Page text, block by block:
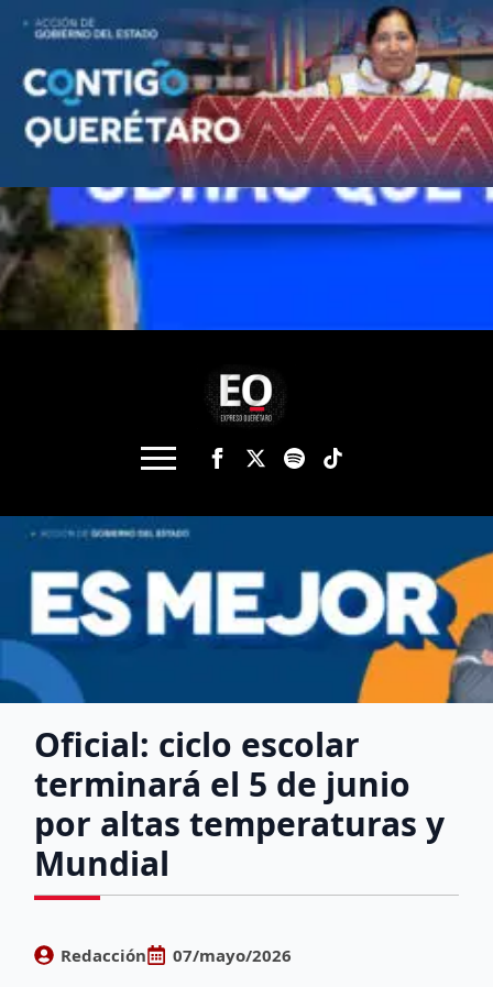
Oficial: ciclo escolar
terminará el 5 de junio
por altas temperaturas y
Mundial
Redacción 07/mayo/2026